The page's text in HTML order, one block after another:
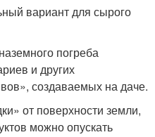
вариант для сырого
погреба
и других
создаваемых на даче.
от поверхности земли,
можно опускать